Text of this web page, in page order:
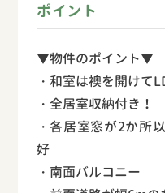
ポイント
▼物件のポイント▼
・和室は襖を開けて
・全居室収納付き！
・各居室窓が2か所
好
・南面バルコニー